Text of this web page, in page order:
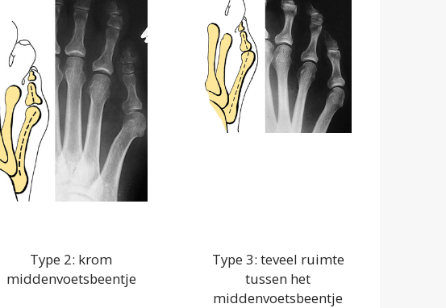
Type 2: krom
middenvoetsbeentje
Type 3: teveel ruimte
tussen het
middenvoetsbeentje